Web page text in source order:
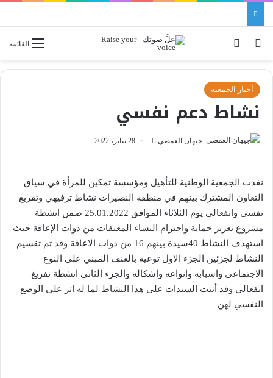
القائمة بحث عنالوضع المظلم
أخبار الجمعية
نشاط دعم نفسي
جيهان العمصي
ل
ب
ر
ي
د
ا
إ
28 يناير، 2022
نفذت الجمعية الوطنية للتأهيل ومؤسسة تمكين للمرأة في سياق
التعاون المشترك بينهم في منطقة النصيرات نشاط ترفيهي وتفريغ
نفسي وانفعالي يوم الثلاثاء الموافق 25.01.2022 ضمن انشطة
مشروع تعزيز حماية واحترام النساء المعنفات من ذوات الإعاقة حيث
استهدف النشاط 40سيدة بينهم 16 من ذوات الاعاقة وقد تم تقسيم
النشاط لجزئين الجزء الاول توعية بالعنف المبني على النوع
الاجتماعي واسبابه وانواعه واشكاله والجزء الثاني انشطة تفريغ
انفعالي وقد أثنت السيدات على هذا النشاط لما له اثر على الوضع
النفسي لهن